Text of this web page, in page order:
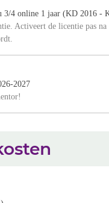
3/4 online 1 jaar (KD 2016 -
Activeert de licentie pas
2027